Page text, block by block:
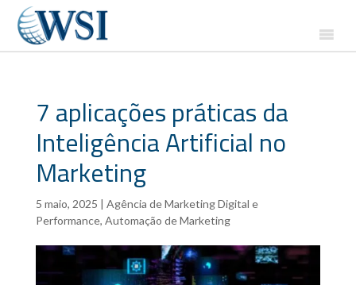
7 aplicações práticas da
Inteligência Artificial no
Marketing
5 maio, 2025 | Agência de Marketing Digital e
Performance, Automação de Marketing